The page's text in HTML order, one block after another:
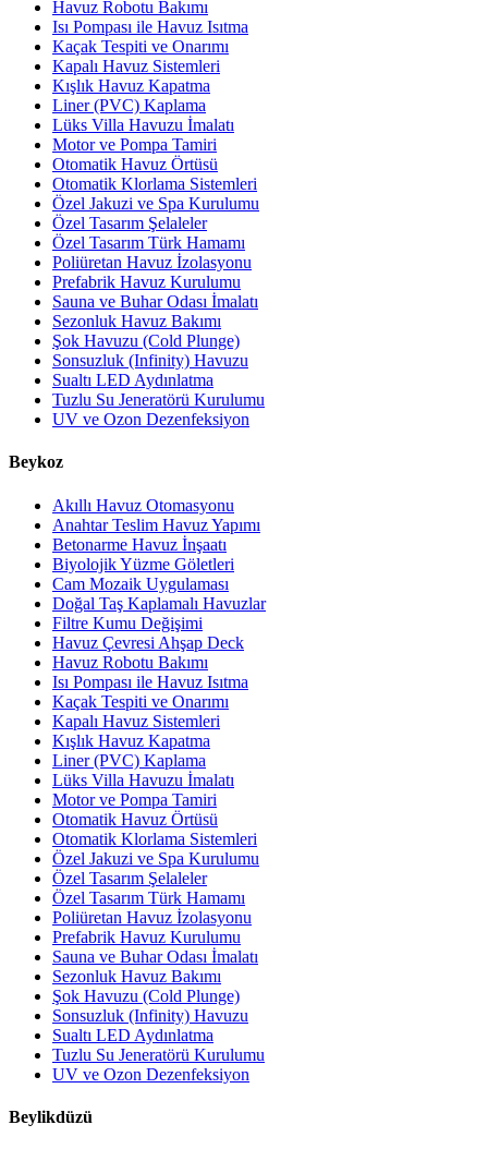
Havuz Robotu Bakımı
Isı Pompası ile Havuz Isıtma
Kaçak Tespiti ve Onarımı
Kapalı Havuz Sistemleri
Kışlık Havuz Kapatma
Liner (PVC) Kaplama
Lüks Villa Havuzu İmalatı
Motor ve Pompa Tamiri
Otomatik Havuz Örtüsü
Otomatik Klorlama Sistemleri
Özel Jakuzi ve Spa Kurulumu
Özel Tasarım Şelaleler
Özel Tasarım Türk Hamamı
Poliüretan Havuz İzolasyonu
Prefabrik Havuz Kurulumu
Sauna ve Buhar Odası İmalatı
Sezonluk Havuz Bakımı
Şok Havuzu (Cold Plunge)
Sonsuzluk (Infinity) Havuzu
Sualtı LED Aydınlatma
Tuzlu Su Jeneratörü Kurulumu
UV ve Ozon Dezenfeksiyon
Beykoz
Akıllı Havuz Otomasyonu
Anahtar Teslim Havuz Yapımı
Betonarme Havuz İnşaatı
Biyolojik Yüzme Göletleri
Cam Mozaik Uygulaması
Doğal Taş Kaplamalı Havuzlar
Filtre Kumu Değişimi
Havuz Çevresi Ahşap Deck
Havuz Robotu Bakımı
Isı Pompası ile Havuz Isıtma
Kaçak Tespiti ve Onarımı
Kapalı Havuz Sistemleri
Kışlık Havuz Kapatma
Liner (PVC) Kaplama
Lüks Villa Havuzu İmalatı
Motor ve Pompa Tamiri
Otomatik Havuz Örtüsü
Otomatik Klorlama Sistemleri
Özel Jakuzi ve Spa Kurulumu
Özel Tasarım Şelaleler
Özel Tasarım Türk Hamamı
Poliüretan Havuz İzolasyonu
Prefabrik Havuz Kurulumu
Sauna ve Buhar Odası İmalatı
Sezonluk Havuz Bakımı
Şok Havuzu (Cold Plunge)
Sonsuzluk (Infinity) Havuzu
Sualtı LED Aydınlatma
Tuzlu Su Jeneratörü Kurulumu
UV ve Ozon Dezenfeksiyon
Beylikdüzü